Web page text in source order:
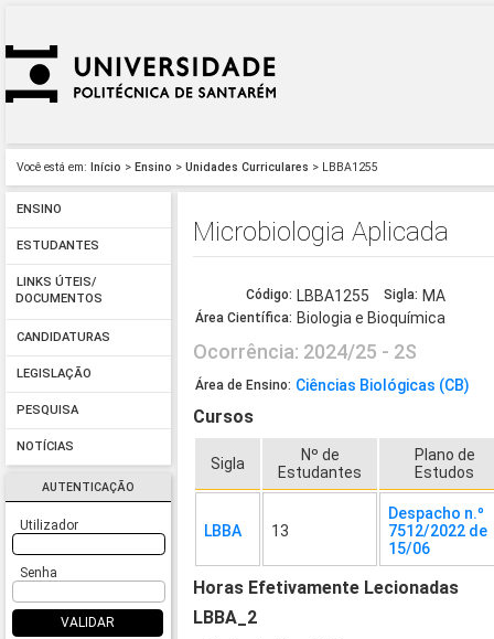
Você está em: Início > Ensino > Unidades Curriculares > LBBA1255
ENSINO
ESTUDANTES
LINKS ÚTEIS/
DOCUMENTOS
CANDIDATURAS
LEGISLAÇÃO
PESQUISA
NOTÍCIAS
AUTENTICAÇÃO
Utilizador
Senha
VALIDAR
Microbiologia Aplicada
Código: LBBA1255 Sigla: MA
Área Científica: Biologia e Bioquímica
Ocorrência: 2024/25 - 2S
Área de Ensino: Ciências Biológicas (CB)
Cursos
Sigla
Nº de
Estudantes
Plano de
Estudos
LBBA 13
Despacho n.º
7512/2022 de
15/06
Horas Efetivamente Lecionadas
LBBA_2